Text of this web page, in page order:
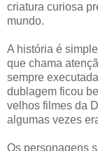
criatura curiosa
mundo.
A história é
que chama
sempre
dublagem ficou
velhos filmes da
algumas vezes
Os personagens